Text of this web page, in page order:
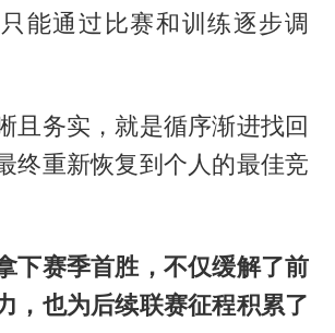
能通过比赛和训练逐步调
且务实，就是循序渐进找回
终重新恢复到个人的最佳竞
下赛季首胜，不仅缓解了前
，也为后续联赛征程积累了